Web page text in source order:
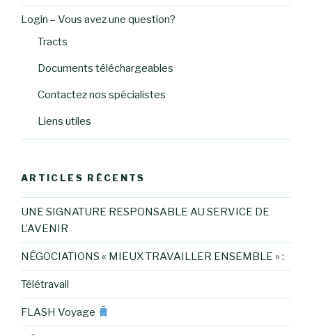
Login – Vous avez une question?
Tracts
Documents téléchargeables
Contactez nos spécialistes
Liens utiles
ARTICLES RÉCENTS
UNE SIGNATURE RESPONSABLE AU SERVICE DE
L’AVENIR
NÉGOCIATIONS « MIEUX TRAVAILLER ENSEMBLE » :
Télétravail
FLASH Voyage